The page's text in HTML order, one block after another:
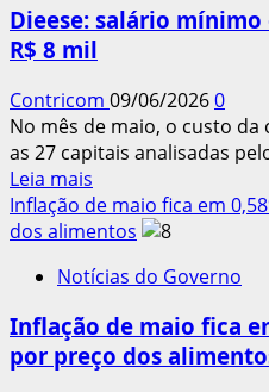
proteção
trabalhista
Dieese: salário
R$ 8 mil
Contricom 09/06/20260
No mês de maio, o custo
as 27 capitais analisadas
Leia mais
mais
sobre
salário
deveria
ser
Inflação de maio fica em
dos alimentos
Notícias do Governo
Inflação de maio fica
por preço dos